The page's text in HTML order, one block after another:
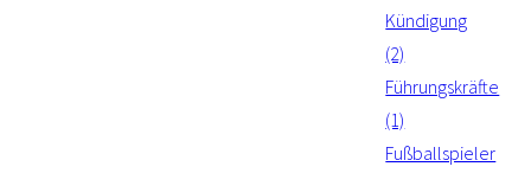
Kündigung
(2)
Führungskräfte
(1)
Fußballspieler